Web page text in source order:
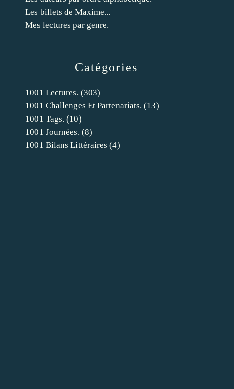
Catégories
1001 Lectures. (303)
1001 Challenges Et Partenariats. (13)
1001 Tags. (10)
1001 Journées. (8)
1001 Bilans Littéraires (4)
Les billets de Maxime...
Mes lectures par genre.